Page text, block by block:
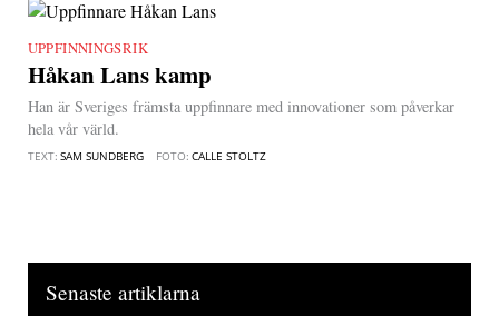
UPPFINNINGSRIK
Håkan Lans kamp
Han är Sveriges främsta uppfinnare med innovationer som påverkar
hela vår värld.
TEXT:SAM SUNDBERG FOTO:CALLE STOLTZ
Senaste artiklarna